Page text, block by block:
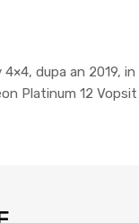
dupa an 2019,
Platinum 12